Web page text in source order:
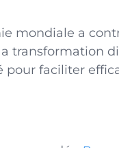
mondiale a
transformation
pour faciliter